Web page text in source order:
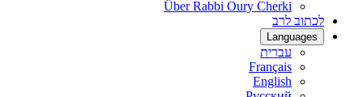
Über Rabbi Oury Cherki
לכתוב לרב
Languages
עברית
Français
English